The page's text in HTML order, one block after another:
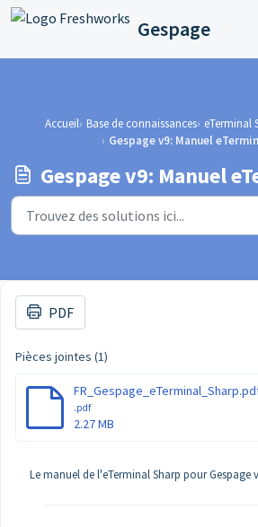
Passer au contenu principal
Gespage
Accueil Base de connaissances eTerminal
Gespage v9: Manuel
Gespage v9: Manuel
PDF
Pièces jointes (1)
.pdf
2.27 MB
Le manuel de l'eTerminal Sharp pour Gespage